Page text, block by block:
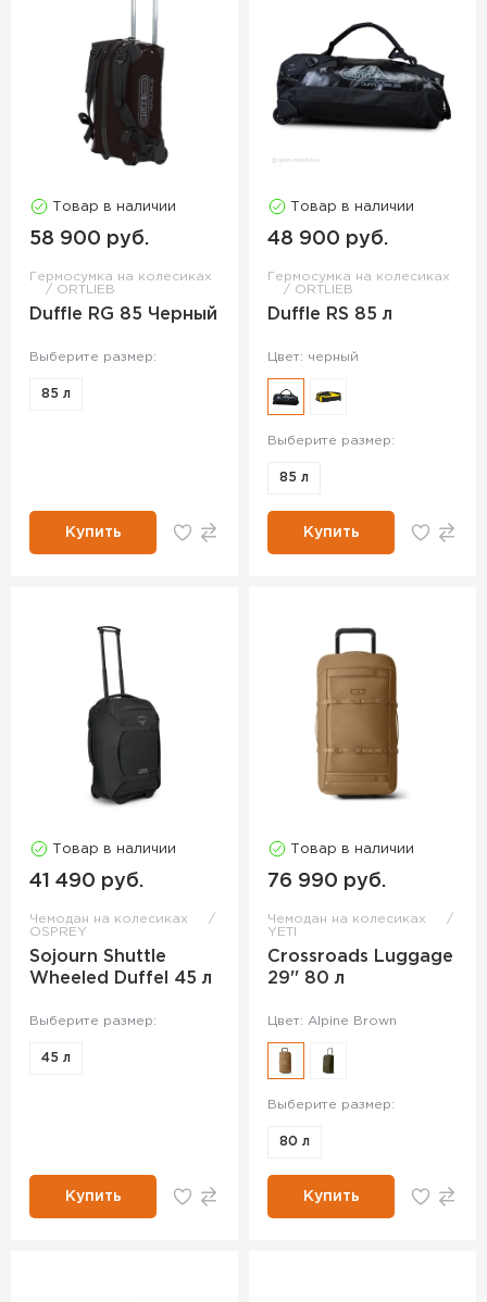
Товар в наличии
58 900 руб.
Гермосумка на колесиках
ORTLIEB
Duffle RG 85 Черный
Выберите размер:
85 л
Купить
Товар в наличии
48 900 руб.
Гермосумка на колесиках
ORTLIEB
Duffle RS 85 л
Цвет: черный
Выберите размер:
85 л
Купить
Товар в наличии
41 490 руб.
Чемодан на колесиках
OSPREY
Sojourn Shuttle
Wheeled Duffel 45 л
Выберите размер:
45 л
Купить
Товар в наличии
76 990 руб.
Чемодан на колесиках
YETI
Crossroads Luggage
29'' 80 л
Цвет: Alpine Brown
Выберите размер:
80 л
Купить